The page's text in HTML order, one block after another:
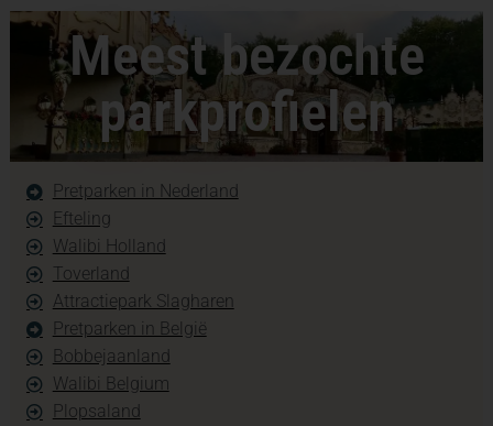
Meest bezochte
parkprofielen
Pretparken in Nederland
Efteling
Walibi Holland
Toverland
Attractiepark Slagharen
Pretparken in België
Bobbejaanland
Walibi Belgium
Plopsaland